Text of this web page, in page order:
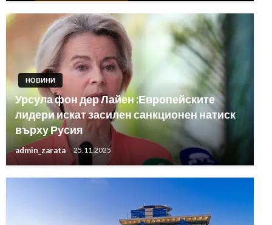
НОВИНИ
Урсула фон дер Лайен :Европейските
лидери искат засилен санкционен натиск
върху Русия
admin_zarata 25.11.2025